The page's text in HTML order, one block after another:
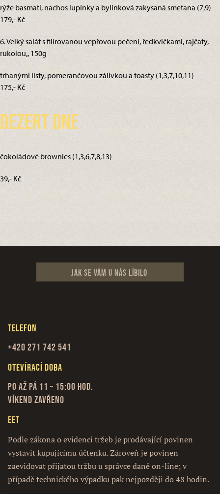
rýže basmati, nachos lupínky a bylinková zakysaná smetana (7,9)
179,- Kč
6. Velký salát s filírovanou vepřovou pečení, ředkvičkami, rajčaty,
rukolou,, 150g
trhanými listy, pomerančovou zálivkou a toasty (1,3,7,10,11)
175,- Kč
Dezert dne
čokoládové brownies (1,3,6,7,8,13)
39,- Kč
Jak se vám u nás líbilo
Telefon
+420 271 742 541
Otevírací doba
Po až Pá 11 – 15:00 hod.
Víkend zavřeno
EET
Podle zákona o evidenci tržeb je prodávající povinen
vystavit kupujícímu účtenku. Zároveň je povinen
zaevidovat přijatou tržbu u správce daně on-line; v
případě technického výpadku pak nejpozději do 48 hodin.